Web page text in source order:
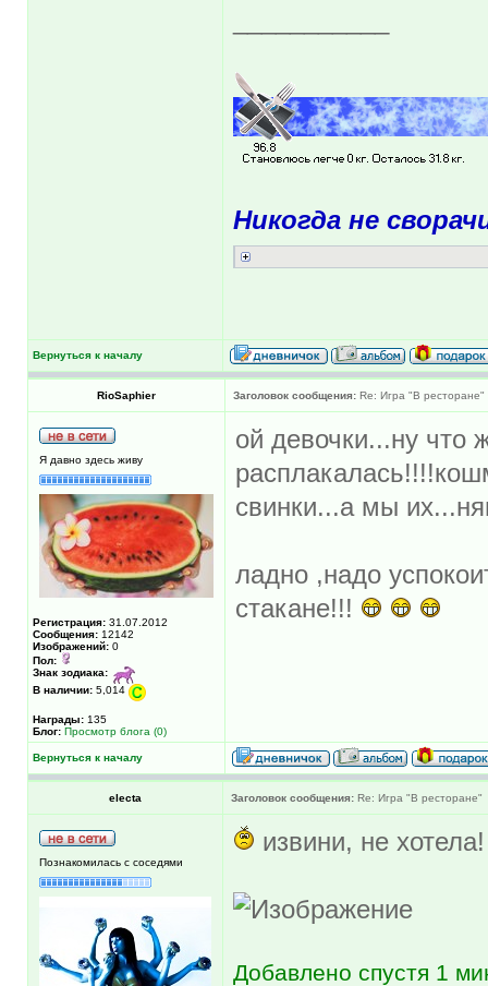
Никогда не
Вернуться к началу
RioSaphier Заголовок сообщения: Re: Игра "В ресторане"
Я давно здесь живу
Регистрация: 31.07.2012
Сообщения: 12142
Изображений: 0
Пол:
Знак зодиака:
В наличии: 5,014
Награды: 135
Блог: Просмотр блога (0)
ой девочки...ну что
свинки...а мы
ладно ,надо
стакане!!!
Вернуться к началу
electa Заголовок сообщения: Re: Игра "В ресторане"
Познакомилась с соседями
извини, не
Добавлено спустя 1